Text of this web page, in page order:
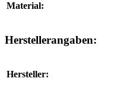
Material:
Herstellerangaben:
Hersteller: